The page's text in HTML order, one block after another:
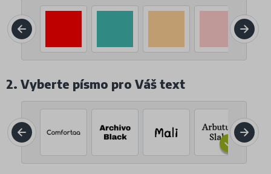
2. Vyberte písmo pro Váš text